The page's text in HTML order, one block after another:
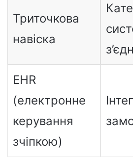
Триточкова
навіска
EHR
(електронне
керування
зчіпкою)